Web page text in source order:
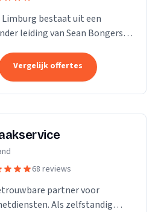
bestaat uit een
leiding van Sean Bongers,
schoonmaakbranche
Vergelijk offertes
68 reviews
partner voor
Als zelfstandig